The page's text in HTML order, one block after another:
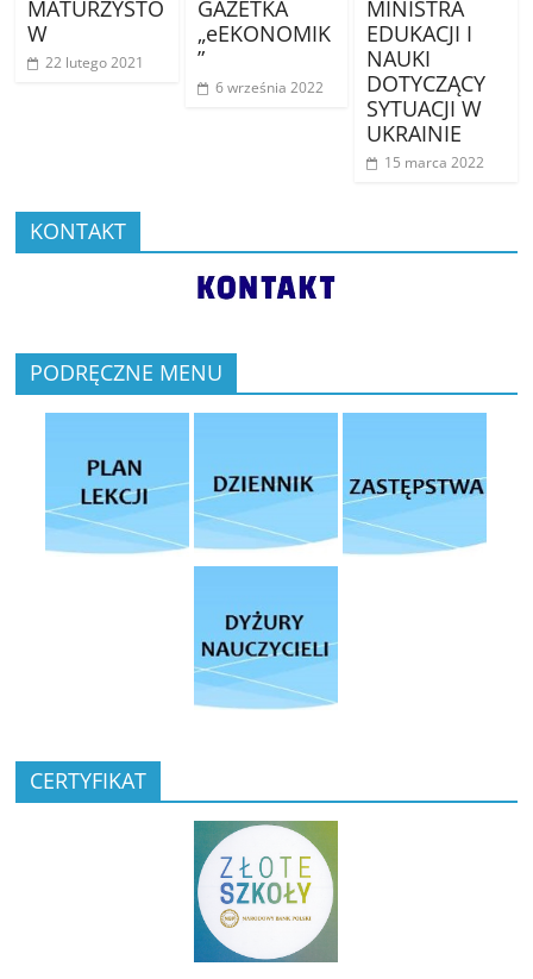
MATURZYSTÓ
W
22 lutego 2021
GAZETKA
„eEKONOMIK
”
6 września 2022
MINISTRA
EDUKACJI I
NAUKI
DOTYCZĄCY
SYTUACJI W
UKRAINIE
15 marca 2022
KONTAKT
PODRĘCZNE MENU
CERTYFIKAT